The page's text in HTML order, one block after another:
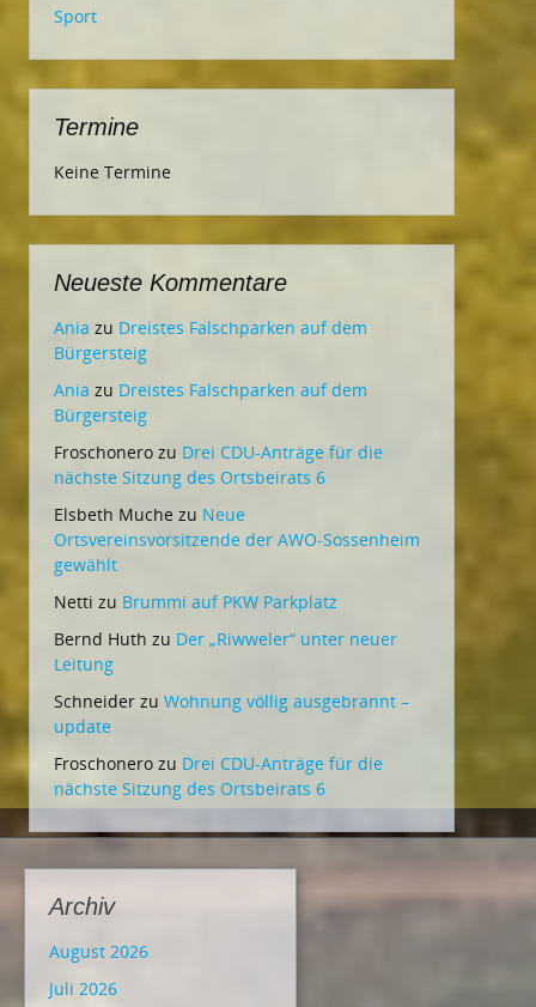
Sport
Termine
Keine Termine
Neueste Kommentare
Ania zu Dreistes Falschparken auf dem
Bürgersteig
Ania zu Dreistes Falschparken auf dem
Bürgersteig
Froschonero zu Drei CDU-Anträge für die
nächste Sitzung des Ortsbeirats 6
Elsbeth Muche zu Neue
Ortsvereinsvorsitzende der AWO-Sossenheim
gewählt
Netti zu Brummi auf PKW Parkplatz
Bernd Huth zu Der „Riwweler“ unter neuer
Leitung
Schneider zu Wohnung völlig ausgebrannt –
update
Froschonero zu Drei CDU-Anträge für die
nächste Sitzung des Ortsbeirats 6
Archiv
August 2026
Juli 2026